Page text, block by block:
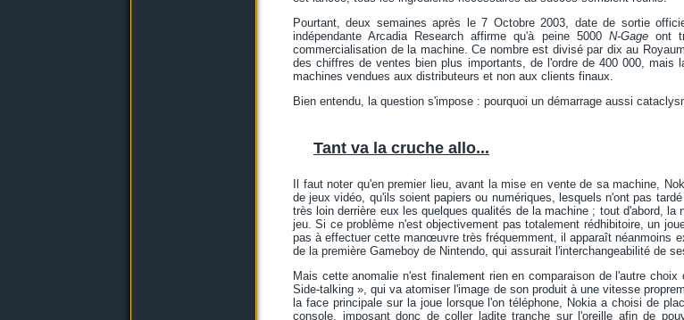
Pourtant, deux semaines après le 7 Octobre 2003, date de sortie
indépendante Arcadia Research affirme qu'à peine 5000 N-Gageont
commercialisation de la machine. Ce nombre est divisé par dix au
des chiffres de ventes bien plus importants, de l'ordre de 400 000, mais
machines vendues aux distributeurs et non aux clients finaux.
Bien entendu, la question s'impose : pourquoi un démarrage aussi
Tant va la cruche allo...
Il faut noter qu'en premier lieu, avant la mise en vente de sa machine,
de jeux vidéo, qu'ils soient papiers ou numériques, lesquels n'ont pas
très loin derrière eux les quelques qualités de la machine ; tout d'abord,
jeu. Si ce problème n'est objectivement pas totalement rédhibitoire, un
pas à effectuer cette manœuvre très fréquemment, il apparaît néanmoins
de la première Gameboy de Nintendo, qui assurait l'interchangeabilité de
Mais cette anomalie n'est finalement rien en comparaison de l'autre
Side-talking », qui va atomiser l'image de son produit à une vitesse
la face principale sur la joue lorsque l'on téléphone, Nokia a choisi de
console, imposant donc de coller ladite tranche sur l'oreille afin de